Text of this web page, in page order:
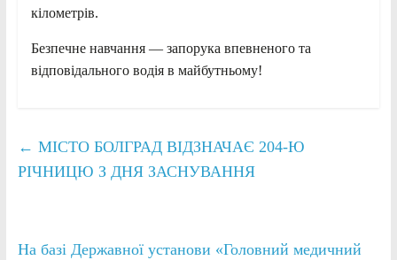
кілометрів.
Безпечне навчання — запорука впевненого та
відповідального водія в майбутньому!
← МІСТО БОЛГРАД ВІДЗНАЧАЄ 204-Ю
РІЧНИЦЮ З ДНЯ ЗАСНУВАННЯ
На базі Державної установи «Головний медичний